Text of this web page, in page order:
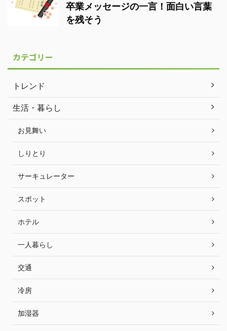
卒業メッセージの一言！面白い言葉
を残そう
カテゴリー
トレンド
生活・暮らし
お見舞い
しりとり
サーキュレーター
スポット
ホテル
一人暮らし
交通
冷房
加湿器